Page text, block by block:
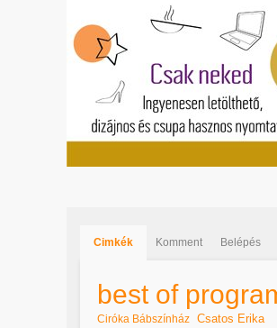
Cimkék Komment Belépés
best of
Ciróka Bábszínház Csatos Erika